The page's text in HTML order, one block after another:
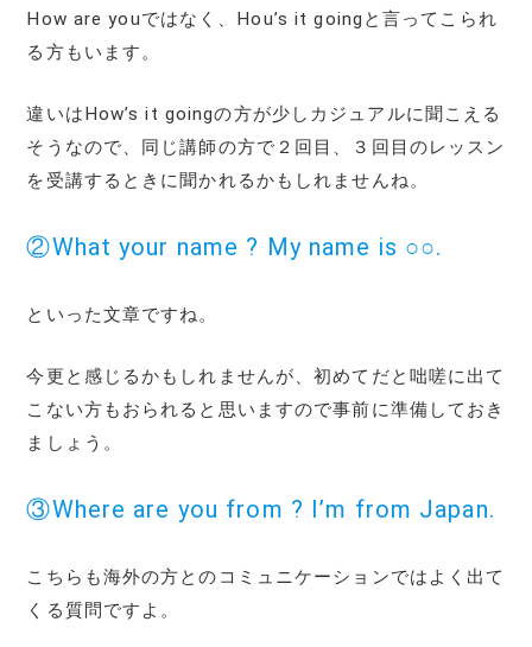
How are youではなく、Hou’s it goingと言ってこられ
る方もいます。
違いはHow’s it goingの方が少しカジュアルに聞こえる
そうなので、同じ講師の方で２回目、３回目のレッスン
を受講するときに聞かれるかもしれませんね。
②What your name ? My name is ○○.
といった文章ですね。
今更と感じるかもしれませんが、初めてだと咄嗟に出て
こない方もおられると思いますので事前に準備しておき
ましょう。
③Where are you from ? I’m from Japan.
こちらも海外の方とのコミュニケーションではよく出て
くる質問ですよ。